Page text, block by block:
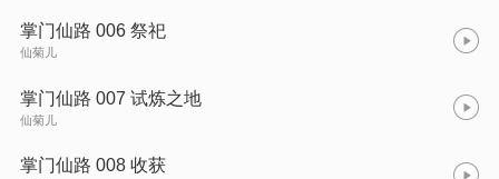
掌门仙路 006 祭祀
仙菊儿
掌门仙路 007 试炼之地
仙菊儿
掌门仙路 008 收获